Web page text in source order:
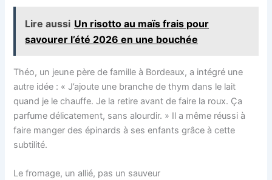
Lire aussi Un risotto au maïs frais pour
savourer l’été 2026 en une bouchée
Théo, un jeune père de famille à Bordeaux, a intégré une
autre idée : « J’ajoute une branche de thym dans le lait
quand je le chauffe. Je la retire avant de faire la roux. Ça
parfume délicatement, sans alourdir. » Il a même réussi à
faire manger des épinards à ses enfants grâce à cette
subtilité.
Le fromage, un allié, pas un sauveur